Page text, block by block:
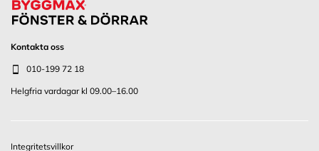
Kontakta oss
010-199 72 18
Helgfria vardagar kl 09.00–16.00
Integritetsvillkor